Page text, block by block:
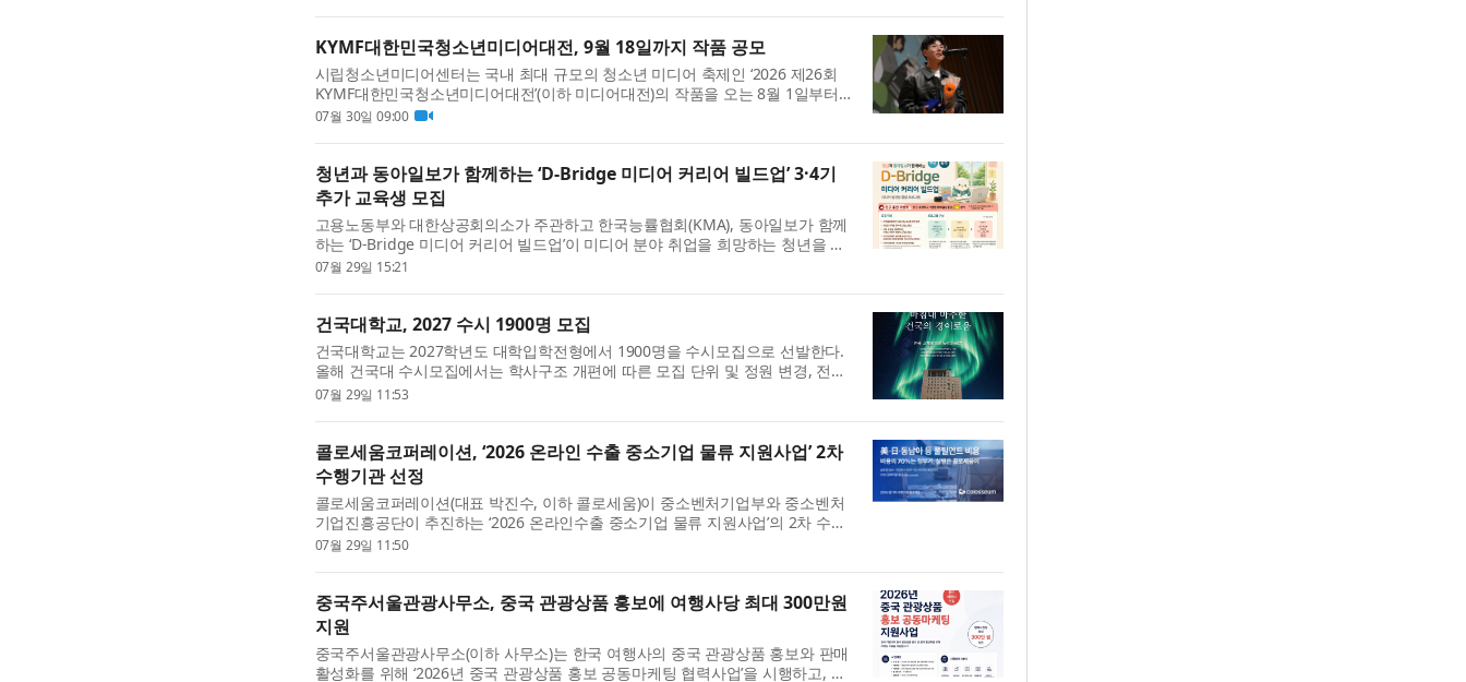
KYMF대한민국청소년미디어대전, 9월 18일까지 작품 공모
시립청소년미디어센터는 국내 최대 규모의 청소년 미디어 축제인 ‘2026 제26회
KYMF대한민국청소년미디어대전’(이하 미디어대전)의 작품을 오는 8월 1일부터
9월 18일 오후 6시까지 공식 누리집을 통해 공모한다. 서울특별시가 주최하고 시
07월 30일 09:00
청년과 동아일보가 함께하는 ‘D-Bridge 미디어 커리어 빌드업’ 3·4기
추가 교육생 모집
고용노동부와 대한상공회의소가 주관하고 한국능률협회(KMA), 동아일보가 함께
하는 ‘D-Bridge 미디어 커리어 빌드업’이 미디어 분야 취업을 희망하는 청년을 대
상으로 2026년 3·4기 추가 교육생을 모집한다. 이번 프로그램은 2026년 미래내
07월 29일 15:21
건국대학교, 2027 수시 1900명 모집
건국대학교는 2027학년도 대학입학전형에서 1900명을 수시모집으로 선발한다.
올해 건국대 수시모집에서는 학사구조 개편에 따른 모집 단위 및 정원 변경, 전형
명 변경, 특정 전형에서의 지원 자격 일부 변경, 전형 방법 변경 및 신설 등 주요한
07월 29일 11:53
콜로세움코퍼레이션, ‘2026 온라인 수출 중소기업 물류 지원사업’ 2차
수행기관 선정
콜로세움코퍼레이션(대표 박진수, 이하 콜로세움)이 중소벤처기업부와 중소벤처
기업진흥공단이 추진하는 ‘2026 온라인수출 중소기업 물류 지원사업’의 2차 수행
기관으로 선정됐다고 29일 밝혔다. 이번 선정으로 미국, 일본, 동남아 등 해외 진
07월 29일 11:50
중국주서울관광사무소, 중국 관광상품 홍보에 여행사당 최대 300만원
지원
중국주서울관광사무소(이하 사무소)는 한국 여행사의 중국 관광상품 홍보와 판매
활성화를 위해 ‘2026년 중국 관광상품 홍보 공동마케팅 협력사업’을 시행하고, 오